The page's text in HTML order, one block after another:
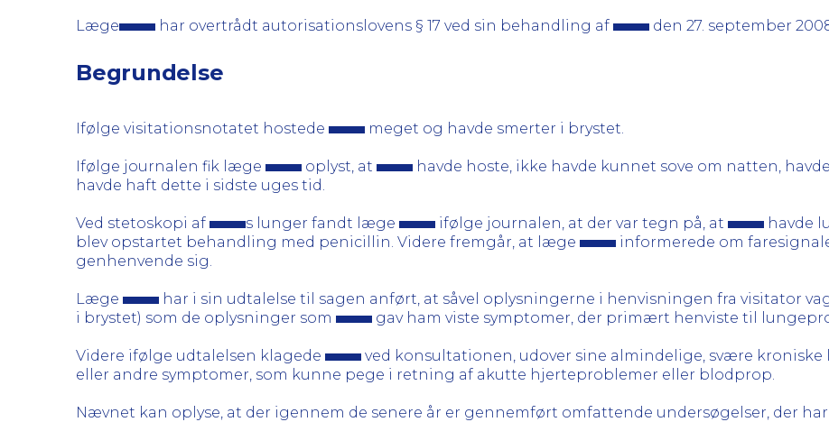
Læge har overtrådt autorisationslovens § 17 ved sin behandling af den 27. september
Begrundelse
Ifølge visitationsnotatet hostede meget og havde smerter i brystet.
Ifølge journalen fik læge oplyst, at
havde hoste, ikke havde kunnet sove om natten,
havde haft dette i sidste uges tid.
Ved stetoskopi af s lunger fandt læge ifølge journalen, at der var tegn på, at
havde
blev opstartet behandling med penicillin. Videre fremgår, at læge
informerede om
genhenvende sig.
Læge
har i sin udtalelse til sagen anført, at såvel oplysningerne i henvisningen fra visitator
i brystet) som de oplysninger som
gav ham viste symptomer, der primært henviste til
Videre ifølge udtalelsen klagede
ved konsultationen, udover sine almindelige, svære kroniske
eller andre symptomer, som kunne pege i retning af akutte hjerteproblemer eller blodprop.
Nævnet kan oplyse, at der igennem de senere år er gennemført omfattende undersøgelser, der